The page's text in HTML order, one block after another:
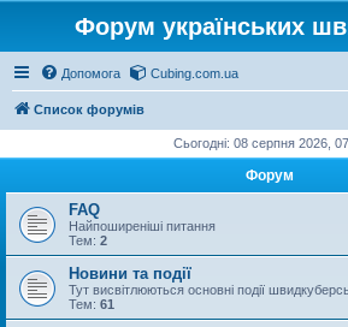
Форум українських
Допомога Cubing.com.ua
Список форумів
Сьогодні: 08 серпня 2026,
Форум
FAQ
Найпоширеніші питання
Тем: 2
Новини та події
Тут висвітлюються основні події
Тем: 61